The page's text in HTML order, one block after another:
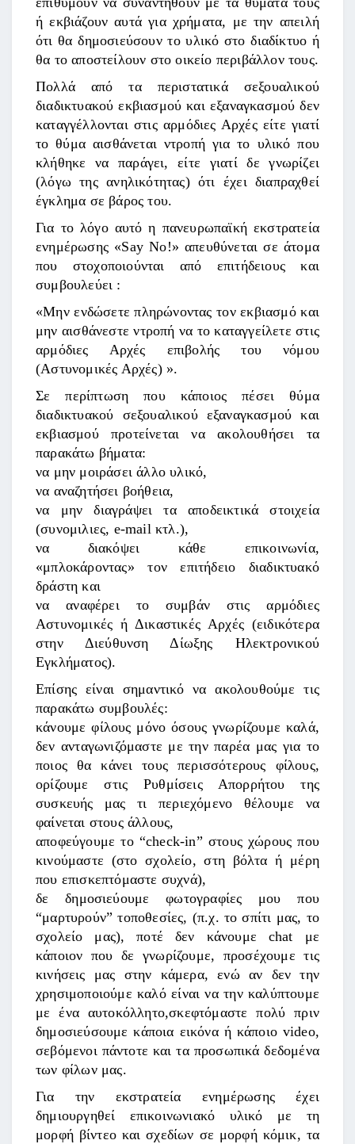
ή εκβιάζουν αυτά για χρήματα, με την απειλή
ότι θα δημοσιεύσουν το υλικό στο διαδίκτυο ή
θα το αποστείλουν στο οικείο περιβάλλον τους.
Πολλά από τα περιστατικά σεξουαλικού
διαδικτυακού εκβιασμού και εξαναγκασμού δεν
καταγγέλλονται στις αρμόδιες Αρχές είτε γιατί
το θύμα αισθάνεται ντροπή για το υλικό που
κλήθηκε να παράγει, είτε γιατί δε γνωρίζει
(λόγω της ανηλικότητας) ότι έχει διαπραχθεί
έγκλημα σε βάρος του.
Για το λόγο αυτό η πανευρωπαϊκή εκστρατεία
ενημέρωσης «Say No!» απευθύνεται σε άτομα
που στοχοποιούνται από επιτήδειους και
συμβουλεύει :
«Μην ενδώσετε πληρώνοντας τον εκβιασμό και
μην αισθάνεστε ντροπή να το καταγγείλετε στις
αρμόδιες Αρχές επιβολής του νόμου
(Αστυνομικές Αρχές) ».
Σε περίπτωση που κάποιος πέσει θύμα
διαδικτυακού σεξουαλικού εξαναγκασμού και
εκβιασμού προτείνεται να ακολουθήσει τα
παρακάτω βήματα:
να μην μοιράσει άλλο υλικό,
να αναζητήσει βοήθεια,
να μην διαγράψει τα αποδεικτικά στοιχεία
(συνομιλιες, e-mail κτλ.),
να διακόψει κάθε επικοινωνία,
«μπλοκάροντας» τον επιτήδειο διαδικτυακό
δράστη και
να αναφέρει το συμβάν στις αρμόδιες
Αστυνομικές ή Δικαστικές Αρχές (ειδικότερα
στην Διεύθυνση Δίωξης Ηλεκτρονικού
Εγκλήματος).
Επίσης είναι σημαντικό να ακολουθούμε τις
παρακάτω συμβουλές:
κάνουμε φίλους μόνο όσους γνωρίζουμε καλά,
δεν ανταγωνιζόμαστε με την παρέα μας για το
ποιος θα κάνει τους περισσότερους φίλους,
ορίζουμε στις Ρυθμίσεις Απορρήτου της
συσκευής μας τι περιεχόμενο θέλουμε να
φαίνεται στους άλλους,
αποφεύγουμε το “check-in” στους χώρους που
κινούμαστε (στο σχολείο, στη βόλτα ή μέρη
που επισκεπτόμαστε συχνά),
δε δημοσιεύουμε φωτογραφίες μου που
“μαρτυρούν” τοποθεσίες, (π.χ. το σπίτι μας, το
σχολείο μας), ποτέ δεν κάνουμε chat με
κάποιον που δε γνωρίζουμε, προσέχουμε τις
κινήσεις μας στην κάμερα, ενώ αν δεν την
χρησιμοποιούμε καλό είναι να την καλύπτουμε
με ένα αυτοκόλλητο,σκεφτόμαστε πολύ πριν
δημοσιεύσουμε κάποια εικόνα ή κάποιο video,
σεβόμενοι πάντοτε και τα προσωπικά δεδομένα
των φίλων μας.
Για την εκστρατεία ενημέρωσης έχει
δημιουργηθεί επικοινωνιακό υλικό με τη
μορφή βίντεο και σχεδίων σε μορφή κόμικ, τα